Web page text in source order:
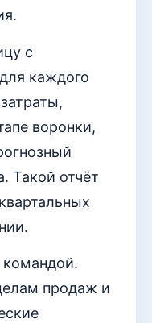
с
каждого
воронки,
Такой отчёт
командой.
продаж и